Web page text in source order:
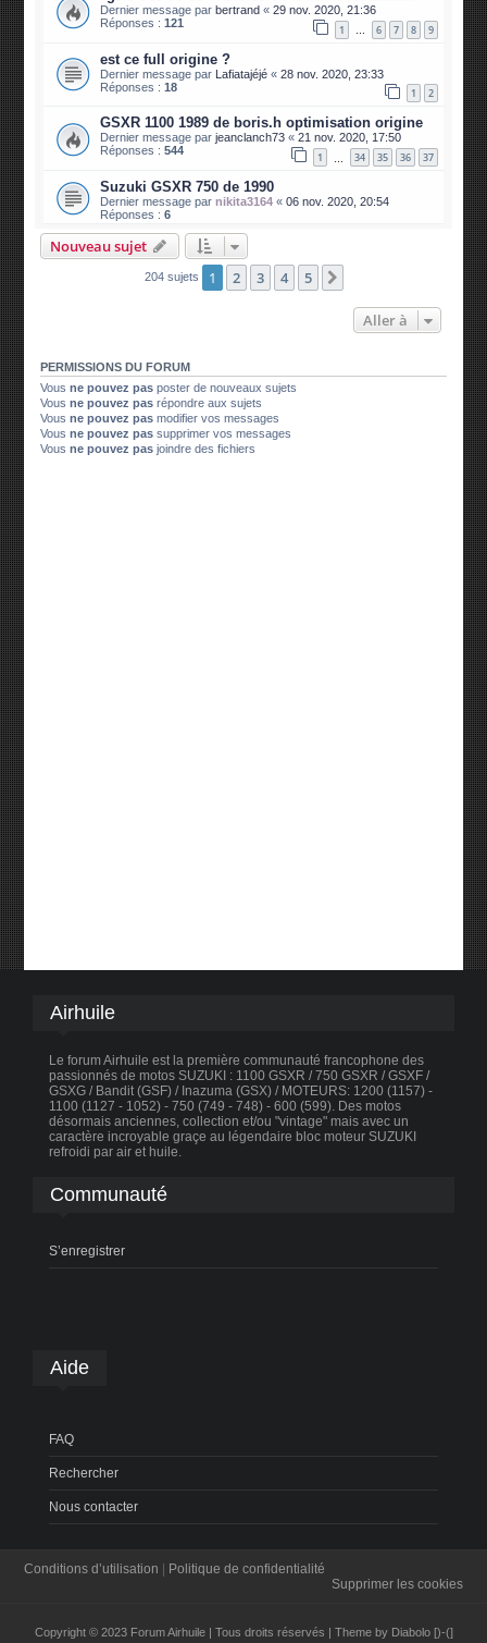
Dernier message parbertrand «29 nov. 2020, 21:36
Réponses :121 1 … 6 7 8 9
est ce full origine ?
Dernier message par Lafiatajéjé «28 nov. 2020, 23:33
Réponses :18 1 2
GSXR 1100 1989 de boris.h optimisation origine
Dernier message parjeanclanch73 «21 nov. 2020, 17:50
Réponses :544 1 34 35 36 37
Suzuki GSXR 750 de 1990
Dernier message parnikita3164 «06 nov. 2020, 20:54
Réponses :6
Nouveau sujet
204 sujets 1 2 3 4 5
Aller à
PERMISSIONS DU FORUM
Vousne pouvez pas poster de nouveaux sujets
Vousne pouvez pas répondre aux sujets
Vousne pouvez pas modifier vos messages
Vousne pouvez pas supprimer vos messages
Vousne pouvez pas joindre des fichiers
Airhuile
Le forum Airhuile est la première communauté francophone des
passionnés de motos SUZUKI : 1100 GSXR / 750 GSXR / GSXF /
GSXG / Bandit (GSF) / Inazuma (GSX) / MOTEURS: 1200 (1157) -
1100 (1127 - 1052) - 750 (749 - 748) - 600 (599). Des motos
désormais anciennes, collection et/ou "vintage" mais avec un
caractère incroyable graçe au légendaire bloc moteur SUZUKI
refroidi par air et huile.
Communauté
S’enregistrer
Aide
FAQ
Rechercher
Nous contacter
Conditions d’utilisation
Politique de confidentialité
Supprimer les cookies
Copyright © 2023 Forum Airhuile | Tous droits réservés | Theme by Diabolo [)-(]